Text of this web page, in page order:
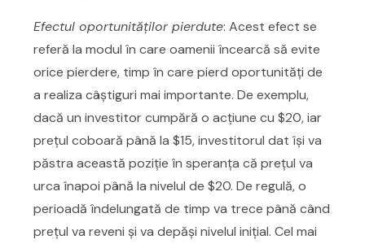
Efectul oportunităților pierdute: Acest efect se
referă la modul în care oamenii încearcă să evite
orice pierdere, timp în care pierd oportunități de
a realiza câștiguri mai importante. De exemplu,
dacă un investitor cumpără o acțiune cu $20, iar
prețul coboară până la $15, investitorul dat își va
păstra această poziție în speranța că prețul va
urca înapoi până la nivelul de $20. De regulă, o
perioadă îndelungată de timp va trece până când
prețul va reveni și va depăși nivelul inițial. Cel mai